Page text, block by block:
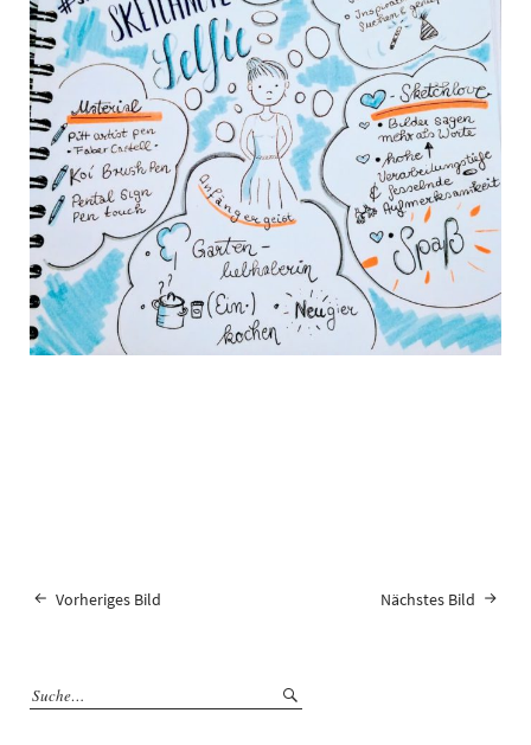
Nächstes Bild
Vorheriges Bild